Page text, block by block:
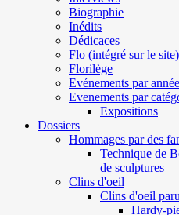
Biographie
Inédits
Dédicaces
Flo (intégré sur le site)
Florilège
Evénements par année
Evenements par
Expositions
Dossiers
Hommages par des
Technique de
de sculptures
Clins d'oeil
Clins d'oeil
Hardy-